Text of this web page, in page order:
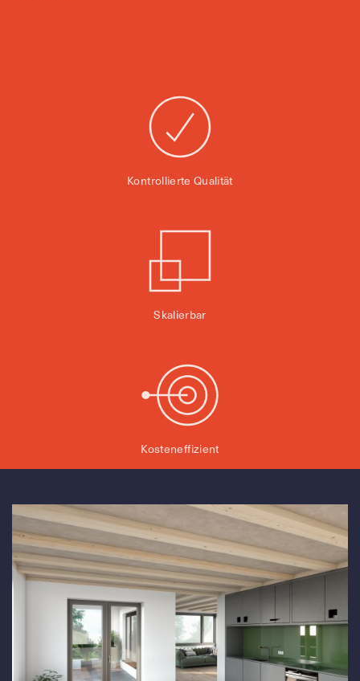
Kontrollierte Qualität
Skalierbar
Kosteneffizient